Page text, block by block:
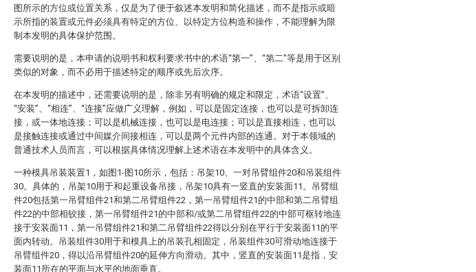
图所示的方位或位置关系，仅是为了便于叙述本发明和简化描述，而不是指示或暗
示所指的装置或元件必须具有特定的方位、以特定方位构造和操作，不能理解为限
制本发明的具体保护范围。
需要说明的是，本申请的说明书和权利要求书中的术语“第一”、“第二”等是用于区别
类似的对象，而不必用于描述特定的顺序或先后次序。
在本发明的描述中，还需要说明的是，除非另有明确的规定和限定，术语“设置”、
“安装”、“相连”、“连接”应做广义理解，例如，可以是固定连接，也可以是可拆卸连
接，或一体地连接；可以是机械连接，也可以是电连接；可以是直接相连，也可以
是接触连接或通过中间媒介间接相连，可以是两个元件内部的连通。对于本领域的
普通技术人员而言，可以根据具体情况理解上述术语在本发明中的具体含义。
一种模具吊装装置1，如图1-图10所示，包括：吊架10、一对吊臂组件20和吊装组件
30。具体的，吊架10用于和起重设备吊接，吊架10具有一竖直的安装面11。吊臂组
件20包括第一吊臂组件21和第二吊臂组件22，第一吊臂组件21的中部和第二吊臂组
件22的中部相铰接，第一吊臂组件21的中部和/或第二吊臂组件22的中部可枢转地连
接于安装面11，第一吊臂组件21和第二吊臂组件22得以分别在平行于安装面11的平
面内转动。吊装组件30用于和模具上的吊装孔相固定，吊装组件30可滑动地连接于
吊臂组件20，得以沿吊臂组件20的延伸方向滑动。其中，竖直的安装面11是指，安
装面11所在的平面与水平的地面垂直。